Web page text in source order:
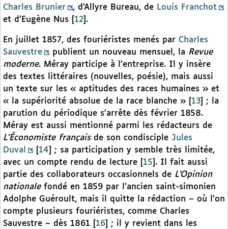
Charles Brunier
, d’Allyre Bureau, de Louis Franchot
et d’Eugène Nus
12 .
En juillet 1857, des fouriéristes menés par Charles
Sauvestre
publient un nouveau mensuel, la Revue
moderne. Méray participe à l’entreprise. Il y insère
des textes littéraires (nouvelles, poésie), mais aussi
un texte sur les « aptitudes des races humaines » et
« la supériorité absolue de la race blanche »
13
; la
parution du périodique s’arrête dès février 1858.
Méray est aussi mentionné parmi les rédacteurs de
L’Économiste français de son condisciple Jules
Duval
14
; sa participation y semble très limitée,
avec un compte rendu de lecture
15 . Il fait aussi
partie des collaborateurs occasionnels de L’Opinion
nationale fondé en 1859 par l’ancien saint-simonien
Adolphe Guéroult, mais il quitte la rédaction – où l’on
compte plusieurs fouriéristes, comme Charles
Sauvestre – dès 1861
16
; il y revient dans les